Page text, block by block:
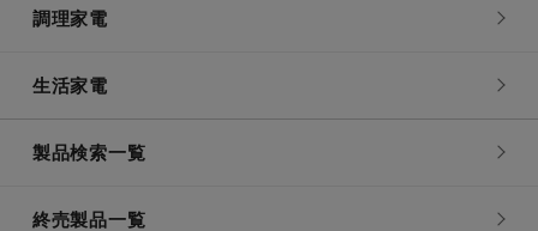
調理家電
生活家電
製品検索一覧
終売製品一覧